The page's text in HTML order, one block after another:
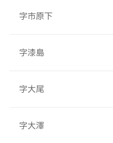
字市原下
字漆島
字大尾
字大澤